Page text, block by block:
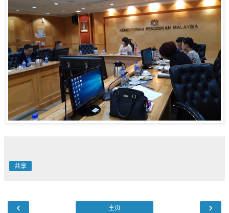
共享
‹ ›
主页